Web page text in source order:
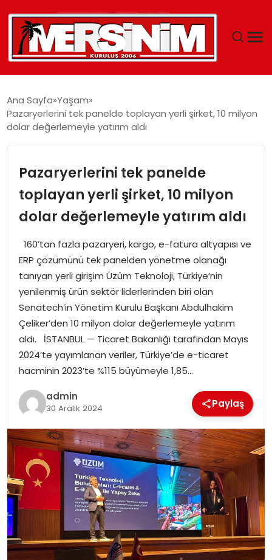
YAŞAM
EĞITIM
SPOR
EKONOMI
MAGAZIN
DÜNYA
OTOMOBIL
Ana Sayfa Yaşam
Pazaryerlerini tek panelde toplayan yerli şirket, 10 milyon
dolar değerlemeyle yatırım aldı
Pazaryerlerini tek panelde
toplayan yerli şirket, 10 milyon
dolar değerlemeyle yatırım aldı
160’tan fazla pazaryeri, kargo, e-fatura altyapısı ve
ERP çözümünü tek panelden yönetme olanağı
tanıyan yerli girişim Üzüm Teknoloji, Türkiye’nin
yenilenmiş ürün sektör liderlerinden biri olan
Senatech’in Yönetim Kurulu Başkanı Abdulhakim
Çeliker’den 10 milyon dolar değerlemeyle yatırım
aldı. İSTANBUL — Ticaret Bakanlığı tarafından Mayıs
2024’te yayımlanan veriler, Türkiye’de e-ticaret
hacminin 2023’te %115 büyümeyle 1,85…
admin
30 Aralık 2024 Paylaş